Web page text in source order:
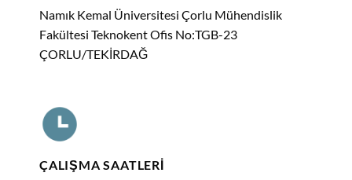
Namık Kemal Üniversitesi Çorlu Mühendislik
Fakültesi Teknokent Ofis No:TGB-23
ÇORLU/TEKİRDAĞ
ÇALIŞMA SAATLERİ